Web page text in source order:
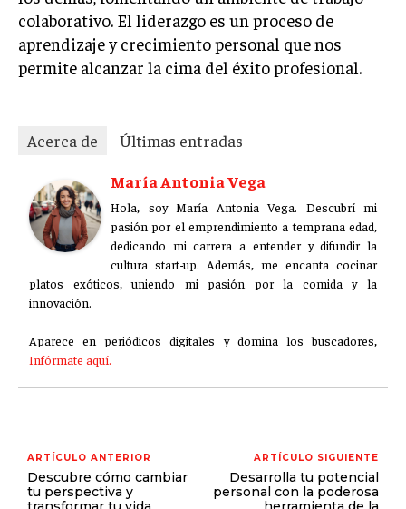
ÉTICA EMPRESARIAL Y RESPONSABILIDAD
SOCIAL
BLOG
María Antonia Vega
Hola, soy María Antonia Vega. Descubrí mi pasión
por el emprendimiento a temprana edad,
dedicando mi carrera a entender y difundir la
cultura start-up. Además, me encanta cocinar
platos exóticos, uniendo mi pasión por la comida y la innovación.
Aparece en periódicos digitales y domina los buscadores,
Infórmate aquí.
colaborativo. El liderazgo es un proceso de
aprendizaje y crecimiento personal que nos
permite alcanzar la cima del éxito profesional.
Acerca de
Últimas entradas
María Antonia Vega
Hola, soy María Antonia Vega. Descubrí mi
pasión por el emprendimiento a temprana edad,
dedicando mi carrera a entender y difundir la
cultura start-up. Además, me encanta cocinar
platos exóticos, uniendo mi pasión por la comida y la
innovación.
Aparece en periódicos digitales y domina los buscadores,
Infórmate aquí.
ARTÍCULO ANTERIOR
Descubre cómo cambiar
tu perspectiva y
ARTÍCULO SIGUIENTE
Desarrolla tu potencial
personal con la poderosa